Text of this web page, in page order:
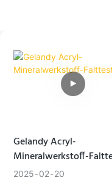
Gelandy Acryl-
Mineralwerkstoff-
2025 02 20